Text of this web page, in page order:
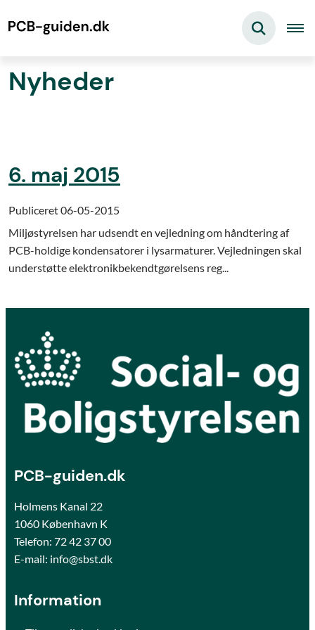
Nyheder
6. maj 2015
Publiceret 06-05-2015
Miljøstyrelsen har udsendt en vejledning om håndtering af
PCB-holdige kondensatorer i lysarmaturer. Vejledningen skal
understøtte elektronikbekendtgørelsens reg...
PCB-guiden.dk
Holmens Kanal 22
1060 København K
Telefon: 72 42 37 00
E-mail: info@sbst.dk
Information